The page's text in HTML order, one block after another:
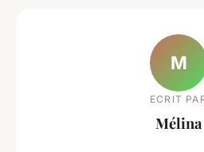
M
ECRIT
Mélina